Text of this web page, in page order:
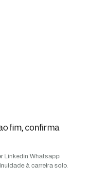
fim, confirma
Linkedin Whatsapp
à carreira solo.